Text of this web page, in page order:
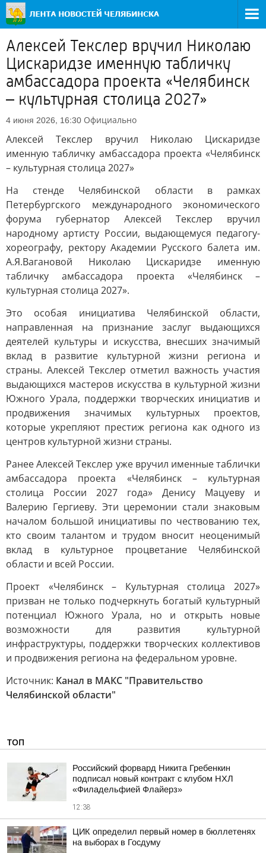
Алексей Текслер вручил Николаю
Цискаридзе именную табличку
амбассадора проекта «Челябинск
– культурная столица 2027»
4 июня 2026, 16:30 Официально
Алексей Текслер вручил Николаю Цискаридзе
именную табличку амбассадора проекта «Челябинск
– культурная столица 2027»
На стенде Челябинской области в рамках
Петербургского международного экономического
форума губернатор Алексей Текслер вручил
народному артисту России, выдающемуся педагогу-
хореографу, ректору Академии Русского балета им.
А.Я.Вагановой Николаю Цискаридзе именную
табличку амбассадора проекта «Челябинск –
культурная столица 2027».
Это особая инициатива Челябинской области,
направленная на признание заслуг выдающихся
деятелей культуры и искусства, внесших значимый
вклад в развитие культурной жизни региона и
страны. Алексей Текслер отметил важность участия
выдающихся мастеров искусства в культурной жизни
Южного Урала, поддержки творческих инициатив и
продвижения значимых культурных проектов,
которые укрепляют престиж региона как одного из
центров культурной жизни страны.
Ранее Алексей Текслер уже вручил именные таблички
амбассадора проекта «Челябинск – культурная
столица России 2027 года» Денису Мацуеву и
Валерию Гергиеву. Эти церемонии стали знаковым
началом большой инициативы по чествованию тех,
кто своим талантом и трудом вносит неоценимый
вклад в культурное процветание Челябинской
области и всей России.
Проект «Челябинск – Культурная столица 2027»
призван не только подчеркнуть богатый культурный
потенциал Южного Урала, но и открыть новые
возможности для развития культурной
инфраструктуры, поддержки творческих коллективов
и продвижения региона на федеральном уровне.
Источник: Канал в МАКС "Правительство
Челябинской области"
ТОП
Российский форвард Никита Гребенкин
подписал новый контракт с клубом НХЛ
«Филадельфией Флайерз»
12:38
ЦИК определил первый номер в бюллетенях
на выборах в Госдуму